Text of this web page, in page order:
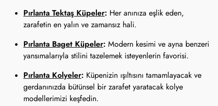
Pırlanta Tektaş Küpeler: Her anınıza eşlik eden,
zarafetin en yalın ve zamansız hali.
Pırlanta Baget Küpeler: Modern kesimi ve ayna benzeri
yansımalarıyla stilini tazelemek isteyenlerin favorisi.
Pırlanta Kolyeler: Küpenizin ışıltısını tamamlayacak ve
gerdanınızda bütünsel bir zarafet yaratacak kolye
modellerimizi keşfedin.